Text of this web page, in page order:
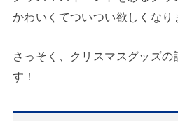
かわいくてついつい欲しくなり
さっそく、クリスマスグッズの
す！